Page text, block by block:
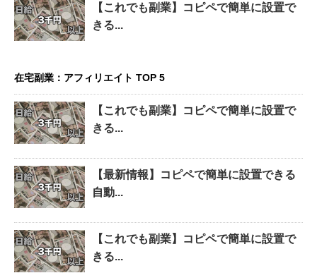
【これでも副業】コピペで簡単に設置で
きる...
在宅副業：アフィリエイト TOP 5
【これでも副業】コピペで簡単に設置で
きる...
【最新情報】コピペで簡単に設置できる
自動...
【これでも副業】コピペで簡単に設置で
きる...